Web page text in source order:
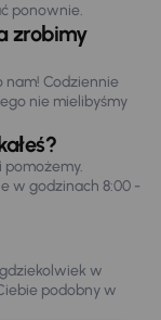
ponownie.
zrobimy
nam! Codziennie
nie mielibyśmy
pomożemy.
w godzinach 8:00 -
w
podobny w